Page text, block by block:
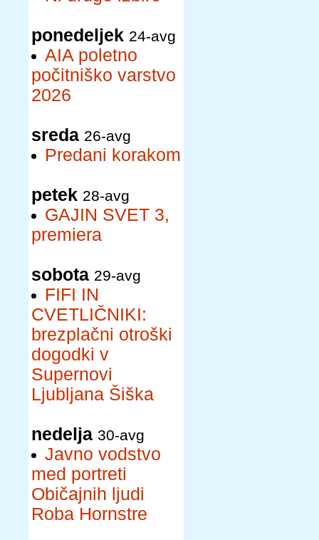
ponedeljek 24-avg
AIA poletno
počitniško varstvo
2026
sreda 26-avg
Predani korakom
petek 28-avg
GAJIN SVET 3,
premiera
sobota 29-avg
FIFI IN
CVETLIČNIKI:
brezplačni otroški
dogodki v
Supernovi
Ljubljana Šiška
nedelja 30-avg
Javno vodstvo
med portreti
Običajnih ljudi
Roba Hornstre